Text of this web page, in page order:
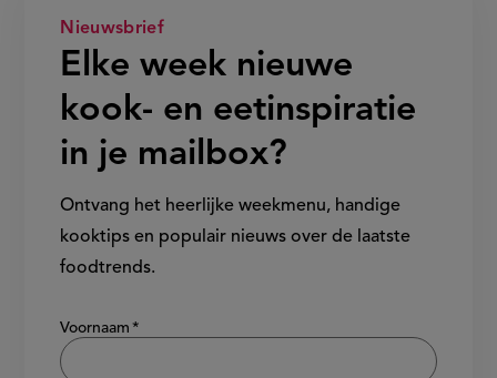
Nieuwsbrief
Elke week nieuwe
kook- en eetinspiratie
in je mailbox?
Ontvang het heerlijke weekmenu, handige
kooktips en populair nieuws over de laatste
foodtrends.
Show/hide
Voornaam